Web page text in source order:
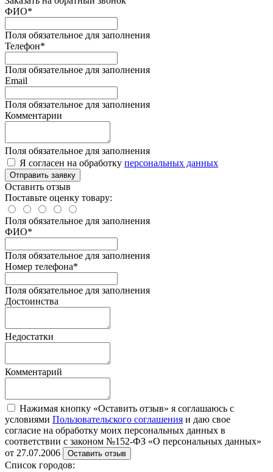
ФИО*
Поля обязательное для заполнения
Телефон*
Поля обязательное для заполнения
Email
Поля обязательное для заполнения
Комментарии
Поля обязательное для заполнения
Я согласен на обработку персональных данных
Отправить заявку
Оставить отзыв
Поставьте оценку товару:
Поля обязательное для заполнения
ФИО*
Поля обязательное для заполнения
Номер телефона*
Поля обязательное для заполнения
Достоинства
Недостатки
Комментарий
Нажимая кнопку «Оставить отзыв» я соглашаюсь с
условиями Пользовательского соглашения и даю свое
согласие на обработку моих персональных данных в
соответствии с законом №152-ФЗ «О персональных данных»
от 27.07.2006
Оставить отзыв
Список городов: